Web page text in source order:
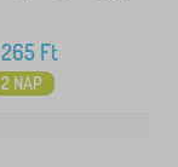
Ft
2 NAP